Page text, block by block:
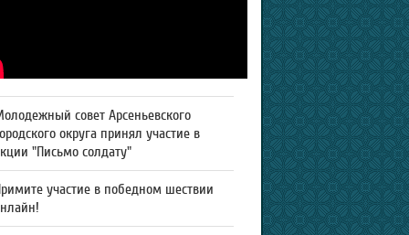
совет Арсеньевского
округа принял участие в
"Письмо солдату"
участие в победном шествии